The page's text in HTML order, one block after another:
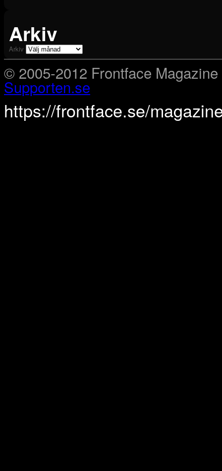
Arkiv
Arkiv
© 2005-2012 Frontface
Supporten.se
https://frontface.se/